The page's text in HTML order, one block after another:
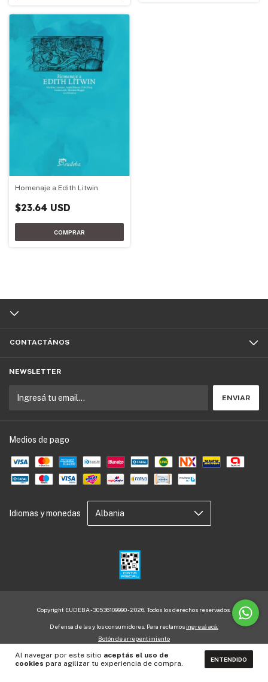
Al navegar por este sitio aceptás el uso de
cookies para agilizar tu experiencia de compra. ENTENDIDO
Homenaje a Edith Litwin
$23.64 USD
CONTACTÁNOS
NEWSLETTER
Medios de pago
Idiomas y monedas
Copyright EUDEBA - 30536109990 - 2026. Todos los derechos reservados.
Defensa de las y los consumidores. Para reclamos ingresá acá.
Botón de arrepentimiento